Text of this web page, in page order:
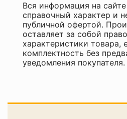
Вся информация на
справочный характер и
публичной офертой.
оставляет за собой
характеристики товара,
комплектность без
уведомления покупателя.